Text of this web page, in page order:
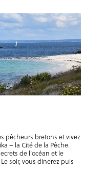
pêcheurs bretons et vivez
– la Cité de la Pêche.
de l’océan et le
soir, vous dinerez puis